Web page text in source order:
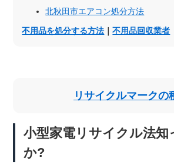
北秋田市エアコン処分方法
不用品を処分する方法 ｜不用品回収業者
リサイクルマークの
小型家電リサイクル法知
か?